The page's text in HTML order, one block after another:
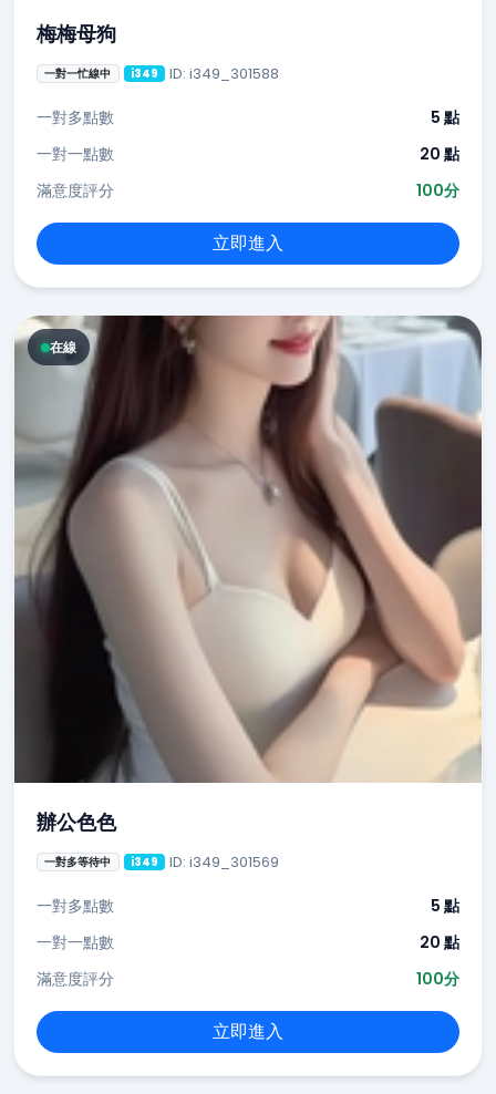
梅梅母狗
一對一忙線中 i349 ID: i349_301588
一對多點數
5 點
一對一點數
20 點
滿意度評分
100分
立即進入
在線
辦公色色
一對多等待中 i349 ID: i349_301569
一對多點數
5 點
一對一點數
20 點
滿意度評分
100分
立即進入